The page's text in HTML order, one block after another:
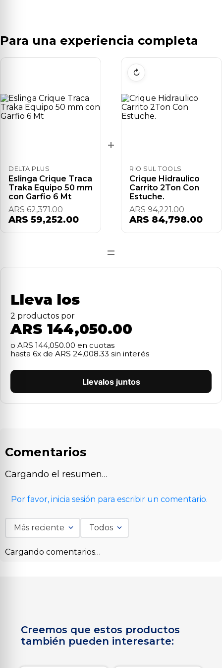
Para una experiencia completa
DELTA PLUS
Eslinga Crique Traca
Traka Equipo 50 mm
con Garfio 6 Mt
ARS 62,371.00
ARS 59,252.00
+
↻
RIO SUL TOOLS
Crique Hidraulico
Carrito 2Ton Con
Estuche.
ARS 94,221.00
ARS 84,798.00
=
Lleva los
2 productos por
ARS 144,050.00
o ARS 144,050.00 en cuotas
hasta 6x de ARS 24,008.33 sin interés
Llevalos juntos
Comentarios
Cargando el resumen…
Por favor, inicia sesión para escribir un comentario.
Más reciente Todos
Cargando comentarios…
Creemos que estos productos
también pueden interesarte: